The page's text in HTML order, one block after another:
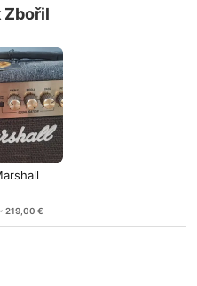
Zbořil
219,00 €